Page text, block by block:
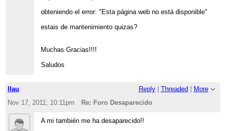
obteniendo el error: "Esta página web no está disponible"
estais de mantenimiento quizas?
Muchas Gracias!!!!
Saludos
llau Reply| Threaded
More
Nov 17, 2011; 10:11pm
Re: Foro Desaparecido
A mi también me ha desaparecido!!